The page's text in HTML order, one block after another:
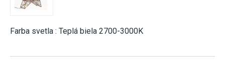
Farba svetla : Teplá biela 2700-3000K